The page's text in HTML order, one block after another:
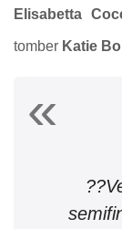
Elisabetta
tomber Katie